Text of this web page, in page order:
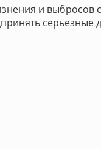
и выбросов